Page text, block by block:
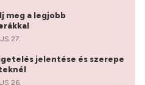
meg a legjobb
27.
jelentése és szerepe
26.